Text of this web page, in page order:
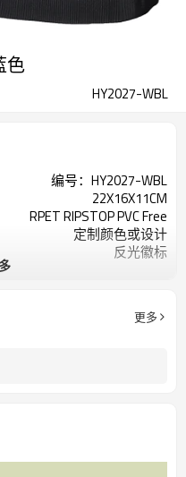
色
HY2027-WBL
编号：HY2027-WBL
22X16X11CM
RPET RIPSTOP PVC Free
定制颜色或设计
反光徽标
更多